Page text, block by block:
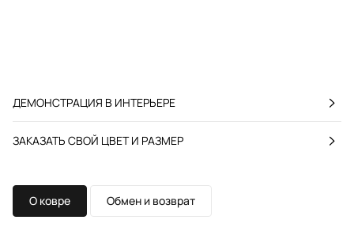
ДЕМОНСТРАЦИЯ В ИНТЕРЬЕРЕ
ЗАКАЗАТЬ СВОЙ ЦВЕТ И РАЗМЕР
О ковре Обмен и возврат